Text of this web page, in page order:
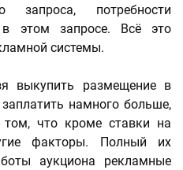
запроса, потребности
в этом запросе. Всё это
системы.
выкупить размещение в
намного больше,
что кроме ставки на
факторы. Полный их
аукциона рекламные